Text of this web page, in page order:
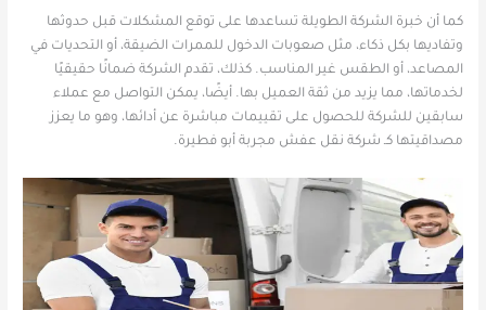
كما أن خبرة الشركة الطويلة تساعدها على توقع المشكلات قبل حدوثها
وتفاديها بكل ذكاء، مثل صعوبات الدخول للممرات الضيقة، أو التحديات في
المصاعد، أو الطقس غير المناسب. كذلك، تقدم الشركة ضمانًا حقيقيًا
لخدماتها، مما يزيد من ثقة العميل بها. أيضًا، يمكن التواصل مع عملاء
سابقين للشركة للحصول على تقييمات مباشرة عن أدائها، وهو ما يعزز
مصداقيتها كـ شركة نقل عفش مجربة أبو فطيرة.